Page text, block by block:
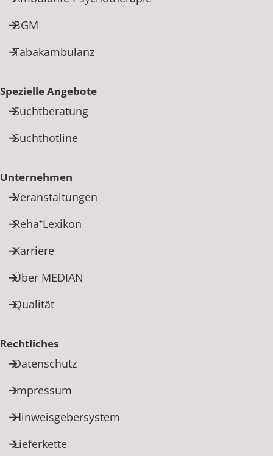
BGM
Tabakambulanz
Spezielle Angebote
Suchtberatung
Suchthotline
Unternehmen
Veranstaltungen
Reha⁺Lexikon
Karriere
Über MEDIAN
Qualität
Rechtliches
Datenschutz
Impressum
Hinweisgebersystem
Lieferkette